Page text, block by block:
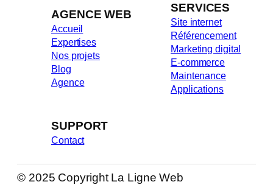
AGENCE WEB
Accueil
Expertises
Nos projets
Blog
Agence
SERVICES
Site internet
Référencement
Marketing digital
E-commerce
Maintenance
Applications
SUPPORT
Contact
© 2025 Copyright La Ligne Web